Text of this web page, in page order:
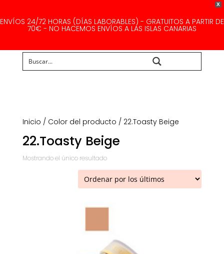
X
ENVÍOS 24/72 HORAS (DÍAS LABORABLES) - GRATUITOS A PARTIR DE
70€ - NO HACEMOS ENVÍOS A LAS ISLAS CANARIAS
Inicio / Color del producto / 22.Toasty Beige
22.Toasty Beige
Mostrando el único resultado